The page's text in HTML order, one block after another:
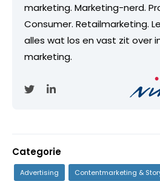
marketing. Marketing-nerd.
Consumer. Retailmarketing.
alles wat los en vast zit over
marketing.
Categorie
Advertising Contentmarketing &